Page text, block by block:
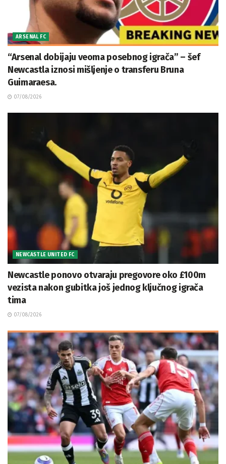
ARSENAL FC
“Arsenal dobijaju veoma posebnog igrača” – šef
Newcastla iznosi mišljenje o transferu Bruna
Guimaraesa.
07/08/2026
NEWCASTLE UNITED FC
Newcastle ponovo otvaraju pregovore oko £100m
vezista nakon gubitka još jednog ključnog igrača
tima
07/08/2026